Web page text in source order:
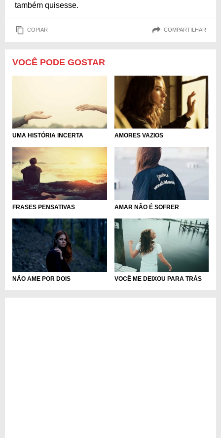
também quisesse.
COPIAR COMPARTILHAR
VOCÊ PODE GOSTAR
UMA HISTÓRIA INCERTA AMORES VAZIOS
FRASES PENSATIVAS AMAR NÃO É SOFRER
NÃO AME POR DOIS VOCÊ ME DEIXOU PARA TRÁS